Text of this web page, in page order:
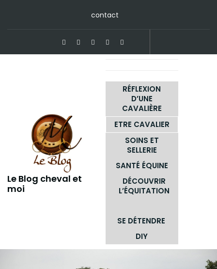
contact
Le Blog cheval et
moi
RÉFLEXION
D’UNE
CAVALIÈRE
ETRE CAVALIER
SOINS ET
SELLERIE
SANTÉ ÉQUINE
DÉCOUVRIR
L’ÉQUITATION
SE DÉTENDRE
DIY